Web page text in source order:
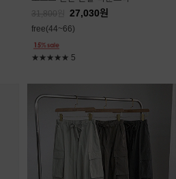
31,800 27,030원
free(44~66)
★★★★★ 5